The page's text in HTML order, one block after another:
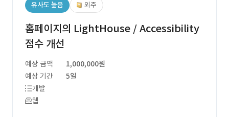
유사도 높음 외주
홈페이지의 LightHouse / Accessibility
점수 개선
예상 금액
1,000,000원
예상 기간
5일
개발
웹